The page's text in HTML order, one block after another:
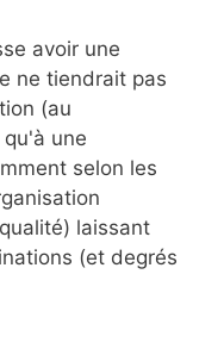
avoir une
ne tiendrait pas
(au
une
selon les
laissant
(et degrés